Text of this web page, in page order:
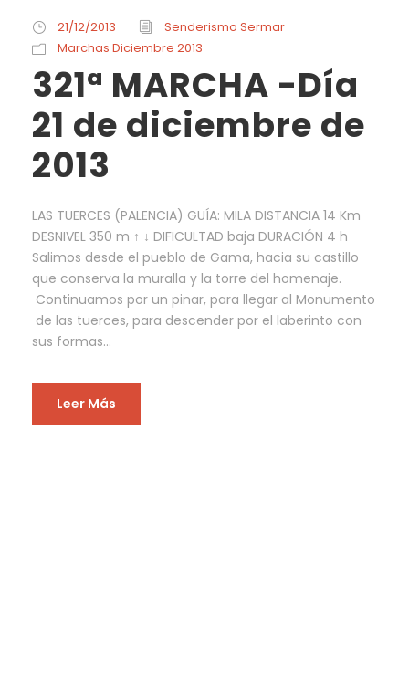
21/12/2013
Senderismo Sermar
Marchas Diciembre 2013
321ª MARCHA -Día
21 de diciembre de
2013
LAS TUERCES (PALENCIA) GUÍA: MILA DISTANCIA 14 Km
DESNIVEL 350 m ↑ ↓ DIFICULTAD baja DURACIÓN 4 h
Salimos desde el pueblo de Gama, hacia su castillo
que conserva la muralla y la torre del homenaje.
Continuamos por un pinar, para llegar al Monumento
de las tuerces, para descender por el laberinto con
sus formas...
Leer Más